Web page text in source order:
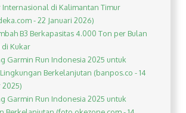
Internasional di Kalimantan Timur
- 22 Januari 2026)
B3 Berkapasitas 4.000 Ton per Bulan
di Kukar
Garmin Run Indonesia 2025 untuk
Berkelanjutan (banpos.co - 14
2025)
Garmin Run Indonesia 2025 untuk